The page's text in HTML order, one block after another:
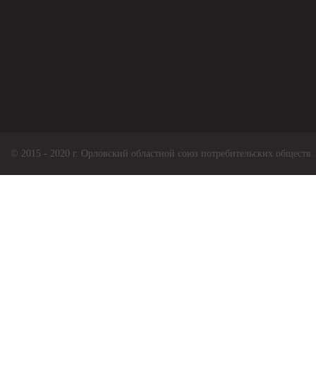
© 2015 - 2020 г. Орловский областной союз потребительских